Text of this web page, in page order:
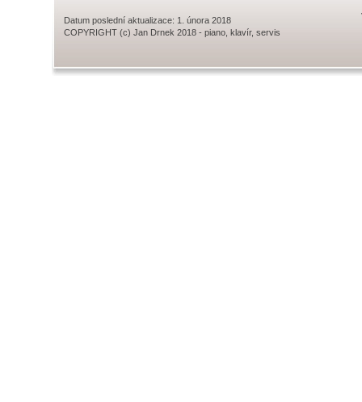
Datum poslední aktualizace: 1. února 2018
COPYRIGHT (c) Jan Drnek 2018 - piano, klavír, servis